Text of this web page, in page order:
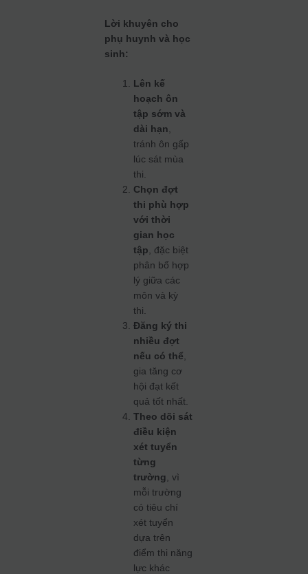
Lời khuyên cho
phụ huynh và học
sinh:
Lên kế
hoạch ôn
tập sớm và
dài hạn
tránh ôn gấp
lúc sát mùa
thi.
Chọn đợt
thi phù hợp
với thời
gian học
tập , đặc biệt
phân bổ hợp
lý giữa các
môn và kỳ
thi.
Đăng ký thi
nhiều đợt
nếu có thể
gia tăng cơ
hội đạt kết
quả tốt nhất.
Theo dõi sát
điều kiện
xét tuyển
từng
trường , vì
mỗi trường
có tiêu chí
xét tuyển
dựa trên
điểm thi năng
lực khác